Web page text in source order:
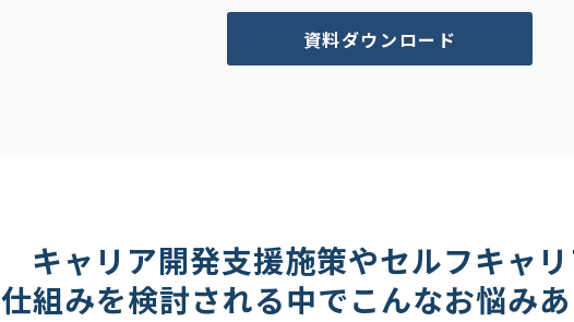
資料ダウンロード
キャリア開発支援施策やセルフキャ
仕組みを検討される中でこんなお悩み